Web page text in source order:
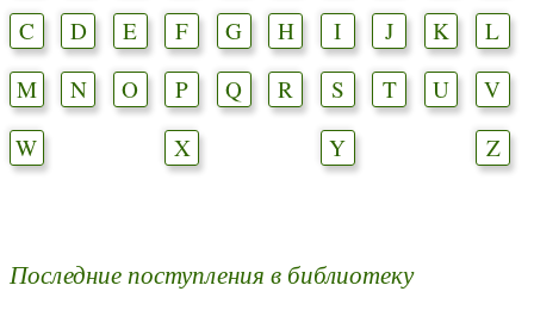
C
D E F G H I J K
L
M
N O P Q R S T U
V
W
X Y Z
Последние поступления в библиотеку